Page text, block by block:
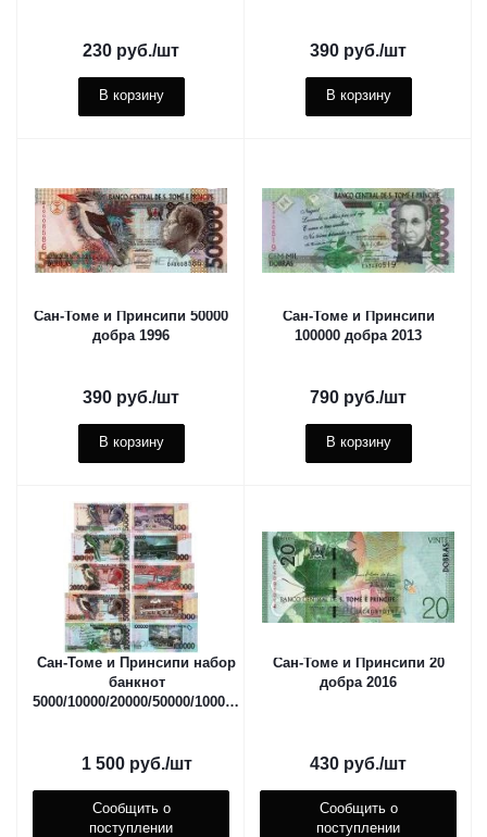
230 руб./шт
В корзину
390 руб./шт
В корзину
Сан-Томе и Принсипи 50000
добра 1996
390 руб./шт
В корзину
Сан-Томе и Принсипи
100000 добра 2013
790 руб./шт
В корзину
Сан-Томе и Принсипи набор
банкнот
5000/10000/20000/50000/100000
1 500руб./шт
Сообщить о
поступлении
Сан-Томе и Принсипи 20
добра 2016
430 руб./шт
Сообщить о
поступлении